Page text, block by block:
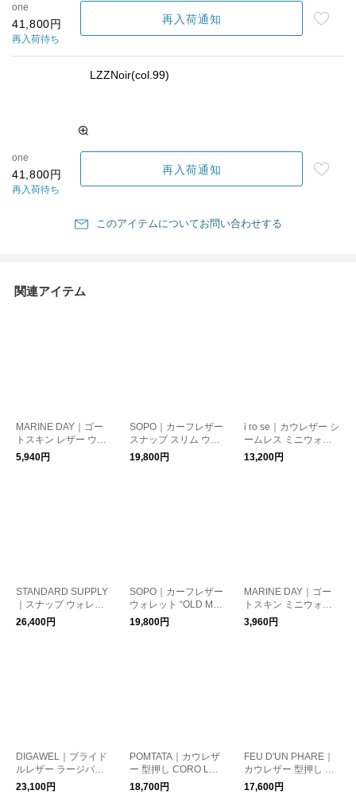
one
41,800円
再入荷待ち
再入荷通知
LZZNoir(col.99)
one
41,800円
再入荷待ち
再入荷通知
このアイテムについてお問い合わせする
関連アイテム
MARINE DAY｜ゴー
トスキン レザー ウォ
レット 財布 “SON” so
n-fn
5,940円
SOPO｜カーフレザー
スナップ スリム ウォ
レット 財布 “SNAP SL
IM WALLET M-DEG/V
19,800円
i ro se｜カウレザー シ
ームレス ミニウォレ
ット“SEAMLESS MINI
WALLET 2” acc-sl30-k
13,200円
STANDARD SUPPLY
｜スナップ ウォレッ
ト 財布 PAL snap-wall
26,400円
SOPO｜カーフレザー
ウォレット “OLD MM
M PURSE-DEG/ZE” s
o-55-kk 財布 ギフト
19,800円
MARINE DAY｜ゴー
トスキン ミニウォレ
ット 財布 “CRU” cru-f
3,960円
DIGAWEL｜ブライド
ルレザー ラージパー
ス 財布 dwz0z002
23,100円
POMTATA｜カウレザ
ー 型押し CORO Lジ
ップ ロング ウォレッ
ト 長財布 “CORO ＬZI
18,700円
FEU D'UN PHARE｜
カウレザー 型押し 三
つ折り ウォレット f54
158-38
17,600円